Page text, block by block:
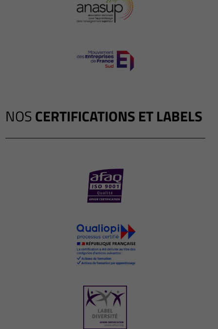
NOSCERTIFICATIONS ET LABELS